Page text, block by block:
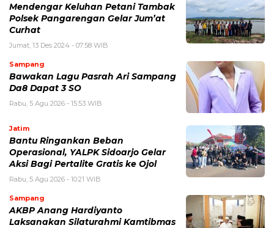
Mendengar Keluhan Petani Tambak
Polsek Pangarengan Gelar Jum’at
Curhat
Jumat, 13 Des 2024 - 07:58 WIB
Sampang
Bawakan Lagu Pasrah Ari Sampang
Da8 Dapat 3 SO
Rabu, 5 Agu 2026 - 15:53 WIB
Jatim
Bantu Ringankan Beban
Operasional, YALPK Sidoarjo Gelar
Aksi Bagi Pertalite Gratis ke Ojol
Rabu, 5 Agu 2026 - 10:21 WIB
Sampang
AKBP Anang Hardiyanto
Laksanakan Silaturahmi Kamtibmas